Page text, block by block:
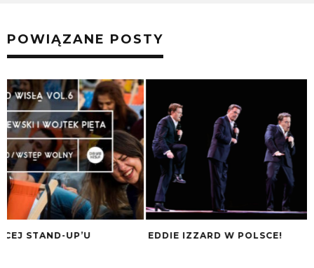
POWIĄZANE POSTY
EDDIE IZZARD W POLSCE! STAND-UP